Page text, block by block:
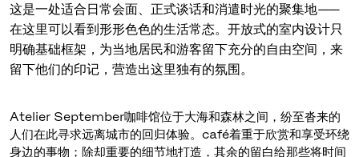
这是一处适合日常会面、正式谈话和消遣时光的聚集地——
在这里可以看到形形色色的生活常态。开放式的室内设计只
明确基础框架，为当地居民和游客留下充分的自由空间，来
留下他们的印记，营造出这里独有的氛围。
Atelier September咖啡馆位于大海和森林之间，纷至沓来的
人们在此寻求远离城市的回归体验。café着重于欣赏和享受环绕
身边的事物；除却重要的细节地打造，其余的留白给那些将时间